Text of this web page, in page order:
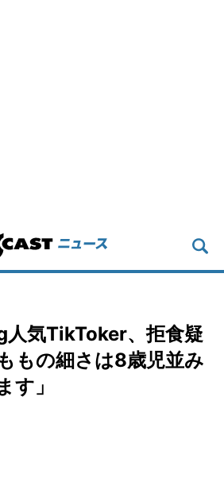
気TikToker、拒食疑
もの細さは8歳児並み
す」